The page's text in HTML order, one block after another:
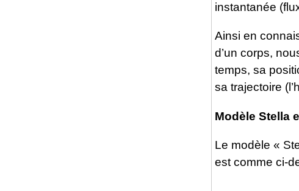
instantanée
Ainsi en
d’un corps,
temps, sa
sa trajectoire
Modèle Stella
Le modèle «
est comme ci-